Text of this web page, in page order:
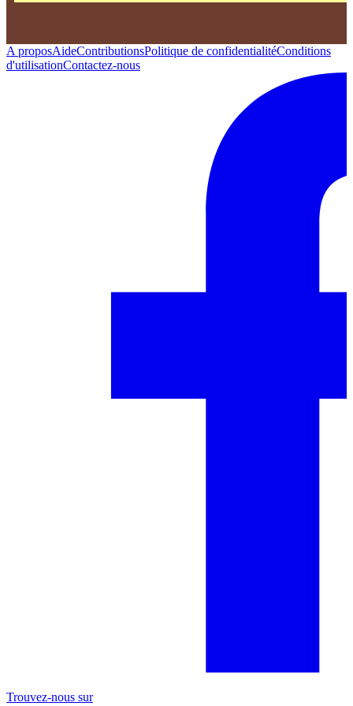
A proposAideContributionsPolitique de confidentialitéConditions
d'utilisationContactez-nous
Trouvez-nous sur